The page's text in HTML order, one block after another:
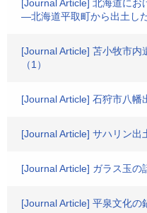
[Journal Article] 北海道にお
―北海道平取町から出土し
[Journal Article] 苫小牧市内
（1）
[Journal Article] 石狩市八幡
[Journal Article] サハリン出
[Journal Article] ガラス玉
[Journal Article] 平泉文化